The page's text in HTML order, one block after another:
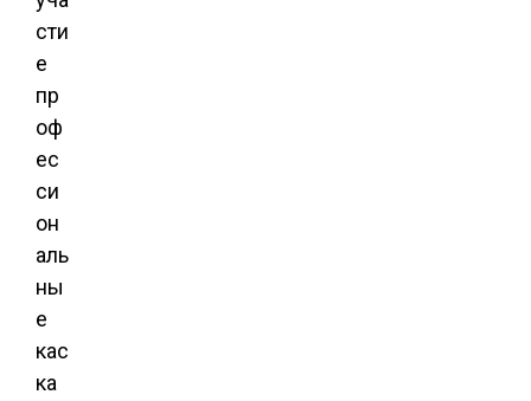
сти
е
пр
оф
ес
си
он
аль
ны
е
кас
ка